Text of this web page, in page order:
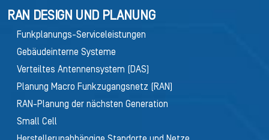
RAN DESIGN UND PLANUNG
Funkplanungs-Serviceleistungen
Gebäudeinterne Systeme
Verteiltes Antennensystem (DAS)
Planung Macro Funkzugangsnetz (RAN)
RAN-Planung der nächsten Generation
Small Cell